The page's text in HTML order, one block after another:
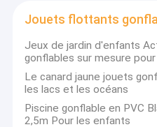
À la maison
Produits
À propos de nous
Jouets flottants
Jeux de jardin d'enfants
gonflables sur mesure
Le canard jaune jouets
les lacs et les océans
Piscine gonflable en PVC
2,5m Pour les enfants
Guangzhou Kule
Co.,Ltd
Kuleest un fabricant